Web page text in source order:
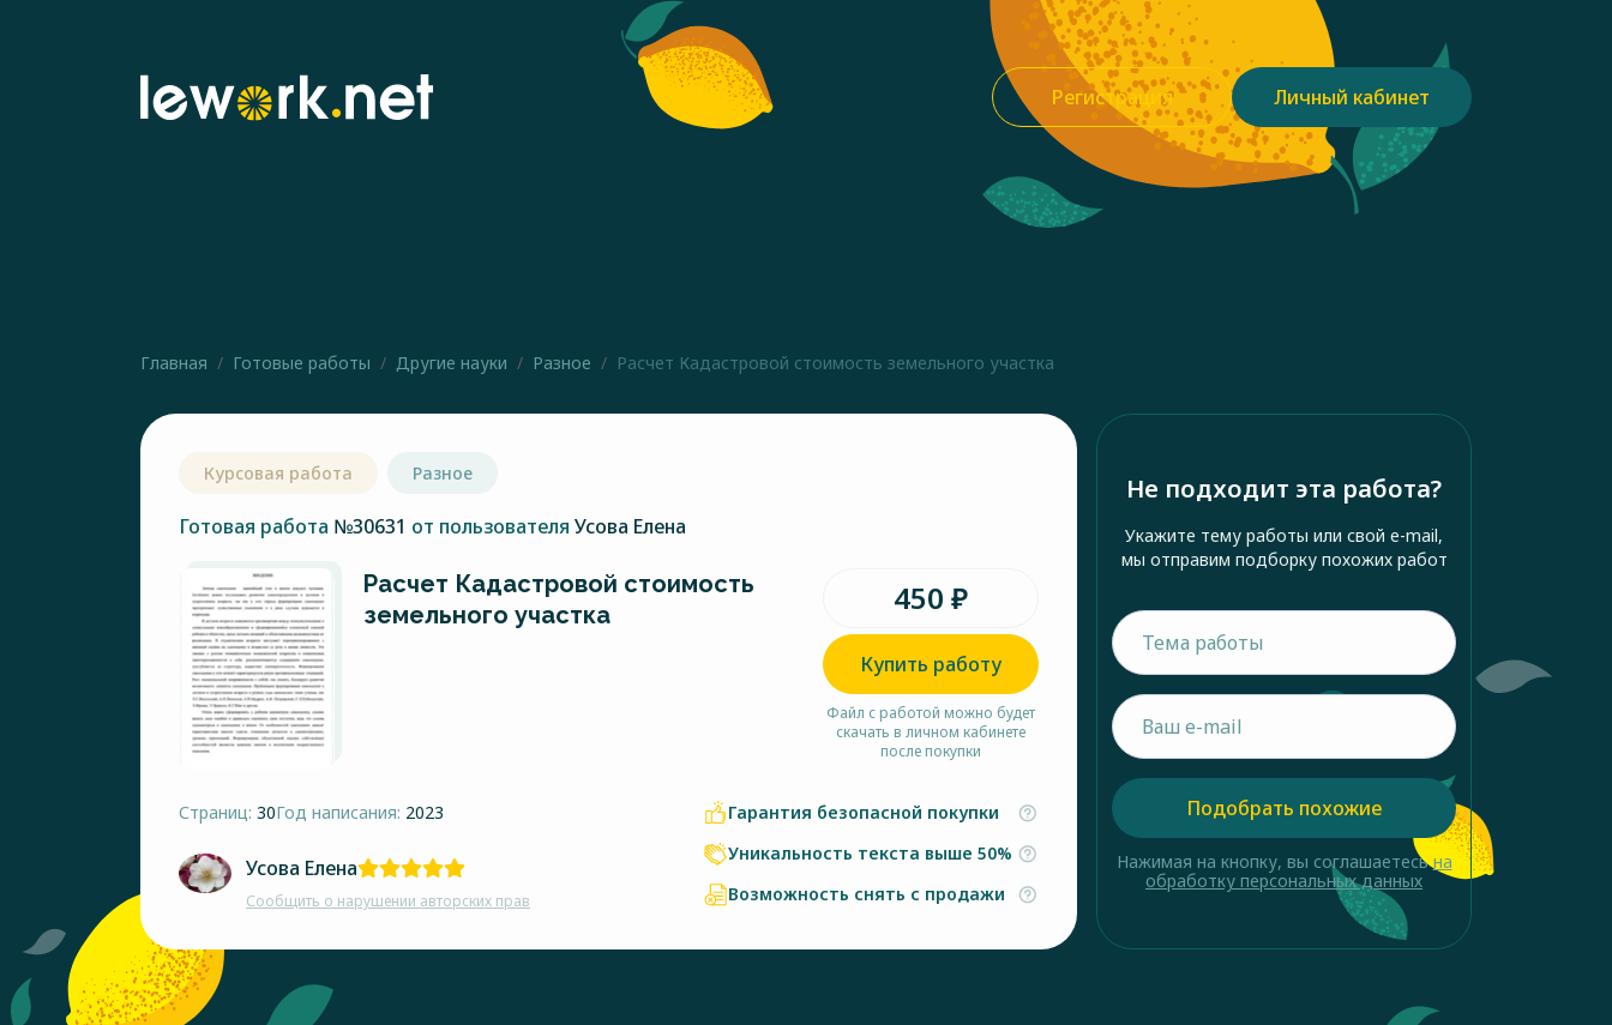
Регистрация Личный кабинет
Главная Готовые работы Другие науки Разное Расчет Кадастровой стоимость земельного участка
Курсовая работа Разное
Готовая работа №30631 от пользователя Усова Елена
Расчет Кадастровой стоимость
земельного участка
450 ₽
Купить работу
Файл с работой можно будет
скачать в личном кабинете
после покупки
Страниц: 30Год написания: 2023
Усова Елена
Сообщить о нарушении авторских прав
Гарантия безопасной покупки
Уникальность текста выше 50%
Возможность снять с продажи
Не подходит эта работа?
Укажите тему работы или свой e-mail,
мы отправим подборку похожих работ
Подобрать похожие
Нажимая на кнопку, вы соглашаетесьна
обработку персональных данных